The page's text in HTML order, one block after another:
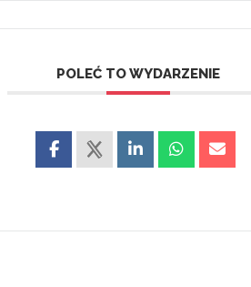
POLEĆ TO WYDARZENIE